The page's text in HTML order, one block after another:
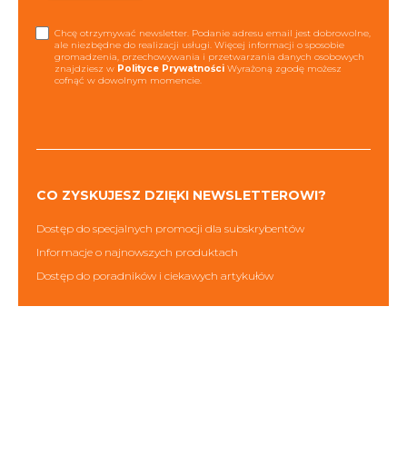
Chcę otrzymywać newsletter. Podanie adresu email jest dobrowolne,
ale niezbędne do realizacji usługi. Więcej informacji o sposobie
gromadzenia, przechowywania i przetwarzania danych osobowych
znajdziesz w Polityce Prywatności Wyrażoną zgodę możesz
cofnąć w dowolnym momencie.
CO ZYSKUJESZ DZIĘKI NEWSLETTEROWI?
Dostęp do specjalnych promocji dla subskrybentów
Informacje o najnowszych produktach
Dostęp do poradników i ciekawych artykułów